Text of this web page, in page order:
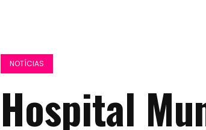
NOTÍCIAS
Hospital